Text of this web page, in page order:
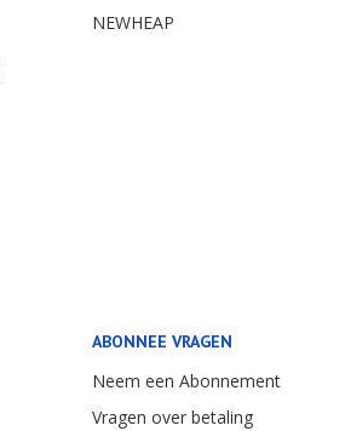
NEWHEAP
ABONNEE VRAGEN
Neem een Abonnement
Vragen over betaling